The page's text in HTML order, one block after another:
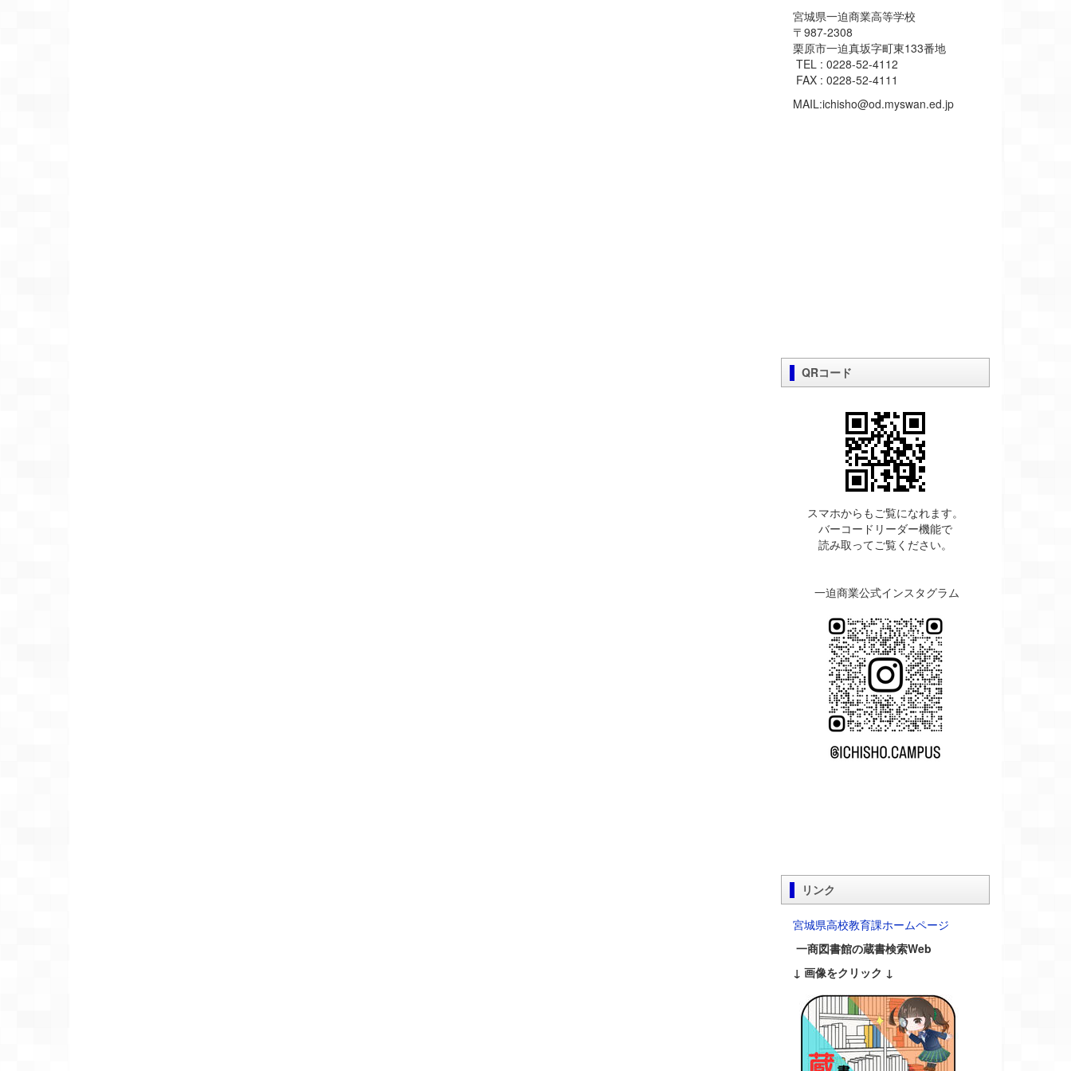
宮城県一迫商業高等学校
〒987-2308
栗原市一迫真坂字町東133番地
TEL : 0228-52-4112
FAX : 0228-52-4111
MAIL:ichisho@od.myswan.ed.jp
QRコード
スマホからもご覧になれます。
バーコードリーダー機能で
読み取ってご覧ください。
一迫商業公式インスタグラム
リンク
宮城県高校教育課ホームページ
一商図書館の蔵書検索Web
↓ 画像をクリック ↓